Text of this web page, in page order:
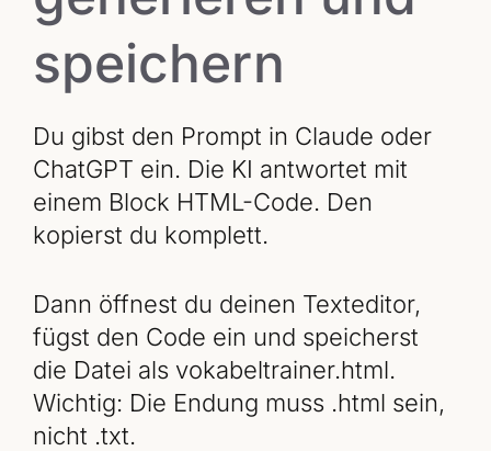
speichern
Du gibst den Prompt in Claude oder
ChatGPT ein. Die KI antwortet mit
einem Block HTML-Code. Den
kopierst du komplett.
Dann öffnest du deinen Texteditor,
fügst den Code ein und speicherst
die Datei als vokabeltrainer.html.
Wichtig: Die Endung muss .html sein,
nicht .txt.